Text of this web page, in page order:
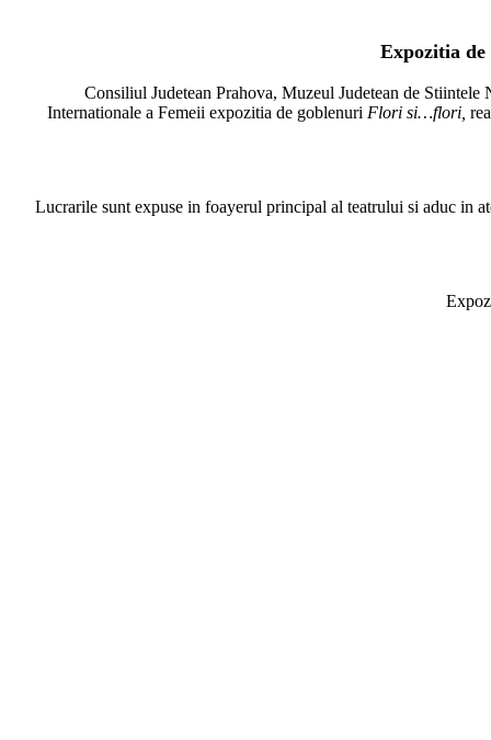
Expozitia
Consiliul Judetean Prahova, Muzeul Judetean de
Internationale a Femeii expozitia de goblenuri Flori si…flori,
Lucrarile sunt expuse in foayerul principal al teatrului si aduc in